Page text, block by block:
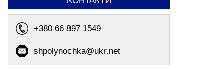
+380 66 897 1549
shpolynochka@ukr.net